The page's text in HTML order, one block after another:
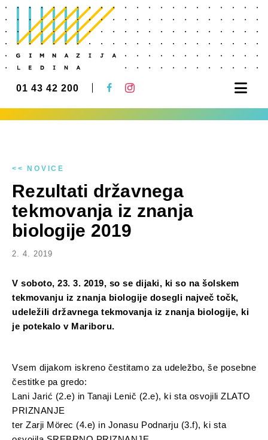
01 43 42 200
<< NOVICE
Rezultati državnega
tekmovanja iz znanja
biologije 2019
2. 4. 2019
V soboto, 23. 3. 2019, so se dijaki, ki so na šolskem
tekmovanju iz znanja biologije dosegli največ točk,
udeležili državnega tekmovanja iz znanja biologije, ki
je potekalo v Mariboru.
Vsem dijakom iskreno čestitamo za udeležbo, še posebne
čestitke pa gredo:
Lani Jarić (2.e) in Tanaji Lenič (2.e), ki sta osvojili ZLATO
PRIZNANJE
ter Zarji Mörec (4.e) in Jonasu Podnarju (3.f), ki sta